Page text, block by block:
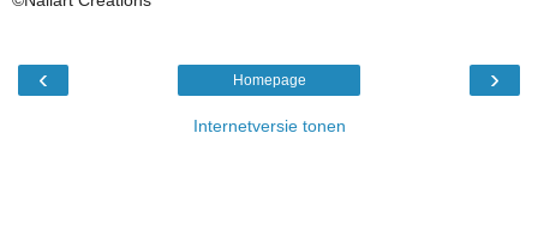
‹ ›
Homepage
Internetversie tonen